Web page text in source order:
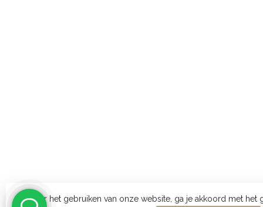
Door het gebruiken van onze website, ga je akkoord met het